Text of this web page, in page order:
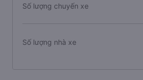
Số lượng chuyến xe
Số lượng nhà xe